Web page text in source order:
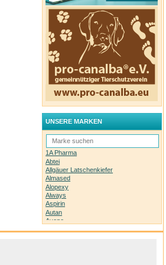
UNSERE MARKEN
1A Pharma
Abtei
Allgäuer Latschenkiefer
Almased
Alopexy
Always
Aspirin
Autan
Avene
Bachblüten-Orginal